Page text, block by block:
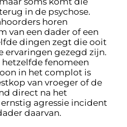
in de psychose.
horen
van een dader of een
dingen zegt die ooit
ervaringen gezegd zijn.
fenomeen
in het complot is
van vroeger of de
direct na het
agressie incident
daarvan.